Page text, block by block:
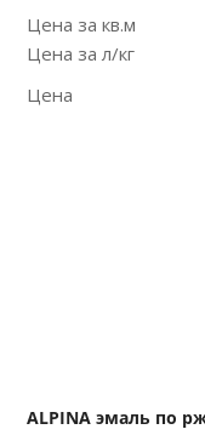
Цена за кв.м
Цена за л/кг
Цена
ALPINA эмаль по